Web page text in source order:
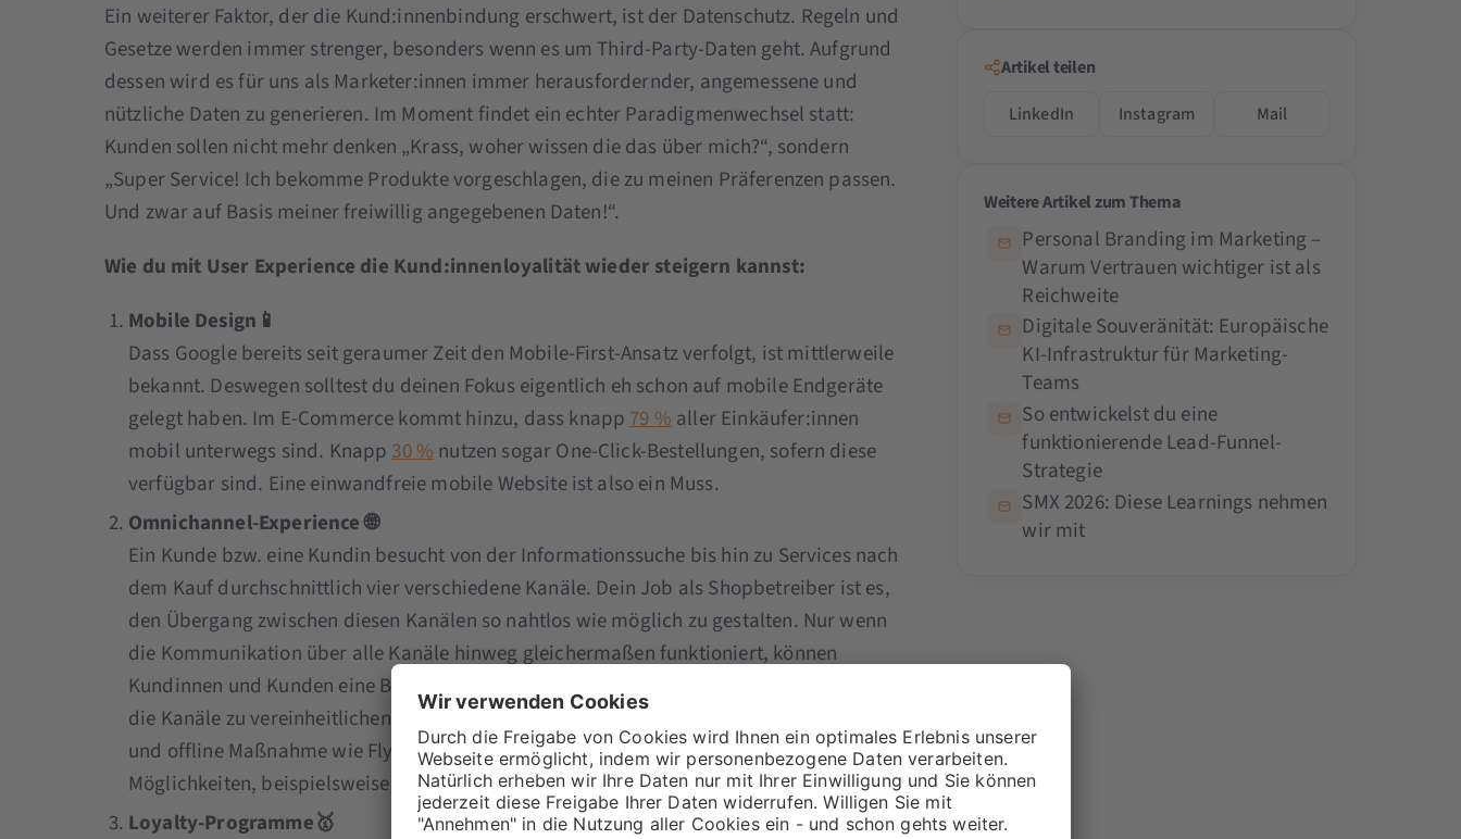
Ein weiterer Faktor, der die Kund:innenbindung erschwert, ist der Datenschutz. Regeln und
Gesetze werden immer strenger, besonders wenn es um Third-Party-Daten geht. Aufgrund
dessen wird es für uns als Marketer:innen immer herausfordernder, angemessene und
nützliche Daten zu generieren. Im Moment findet ein echter Paradigmenwechsel statt:
Kunden sollen nicht mehr denken „Krass, woher wissen die das über mich?“, sondern
„Super Service! Ich bekomme Produkte vorgeschlagen, die zu meinen Präferenzen passen.
Und zwar auf Basis meiner freiwillig angegebenen Daten!“.
Wie du mit User Experience die Kund:innenloyalität wieder steigern kannst:
Mobile Design📱
Dass Google bereits seit geraumer Zeit den Mobile-First-Ansatz verfolgt, ist mittlerweile
bekannt. Deswegen solltest du deinen Fokus eigentlich eh schon auf mobile Endgeräte
gelegt haben. Im E-Commerce kommt hinzu, dass knapp79 %aller Einkäufer:innen
mobil unterwegs sind. Knapp30 %nutzen sogar One-Click-Bestellungen, sofern diese
verfügbar sind. Eine einwandfreie mobile Website ist also ein Muss.
Omnichannel-Experience 🌐
Ein Kunde bzw. eine Kundin besucht von der Informationssuche bis hin zu Services nach
dem Kauf durchschnittlich vier verschiedene Kanäle. Dein Job als Shopbetreiber ist es,
den Übergang zwischen diesen Kanälen so nahtlos wie möglich zu gestalten. Nur wenn
die Kommunikation über alle Kanäle hinweg gleichermaßen funktioniert, können
Kundinnen und Kunden eine Bindung zu deiner Marke aufbauen. Der beste Zeitpunkt,
die Kanäle zu vereinheitlichen, ist nach dem Erstkauf: Mails, Push-Benachrichtigungen
und offline Maßnahme wie Flyer ebnen hier den Weg. Aber auch ohne Kauf gibt es
Möglichkeiten, beispielsweise nach dem Warenkorbabbruch.
Loyalty-Programme🥇
Artikel teilen
LinkedIn
Instagram Mail
Weitere Artikel zum Thema
Personal Branding im Marketing –
Warum Vertrauen wichtiger ist als
Reichweite
Digitale Souveränität: Europäische
KI-Infrastruktur für Marketing-
Teams
So entwickelst du eine
funktionierende Lead-Funnel-
Strategie
SMX 2026: Diese Learnings nehmen
wir mit